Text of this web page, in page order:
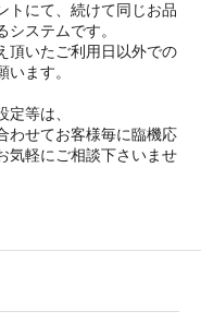
トにて、続けて同じお品
ステムです。
頂いたご利用日以外での
ます。
等は、
わせてお客様毎に臨機応
気軽にご相談下さいませ